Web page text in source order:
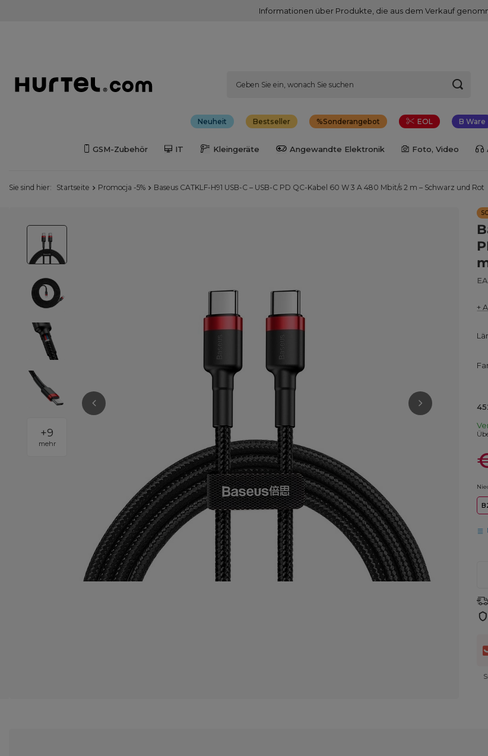
Informationen über Produkte, die aus dem Verkauf
Neuheit Bestseller Sonderangebot EOL B Ware
GSM-Zubehör IT Kleingeräte Angewandte Elektronik Foto, Video
Sie sind hier: Startseite Promocja -5% Baseus CATKLF-H91 USB-C – USB-C PD QC-Kabel 60 W 3 A 480 Mbit/s 2 m – Schwarz und Rot
+9
mehr
+